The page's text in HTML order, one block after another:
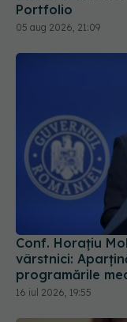
Portfolio
05 aug 2026, 21:09
Conf. Horațiu
vârstnici:
programările
16 iul 2026, 19:55